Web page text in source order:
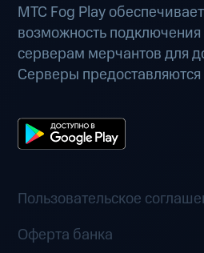
МТС Fog Play
возможность
серверам мерчантов для
Серверы
Пользовательское
Оферта банка